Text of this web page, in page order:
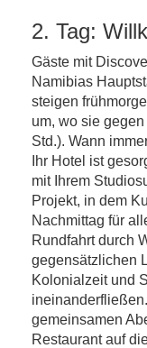
2. Tag:
Gäste mit
Namibias
steigen
um, wo sie
Std.). Wann
Ihr Hotel ist
mit Ihrem
Projekt, in dem
Nachmittag für
Rundfahrt durch
gegensätzlichen
Kolonialzeit und
gemeinsamen
Restaurant auf